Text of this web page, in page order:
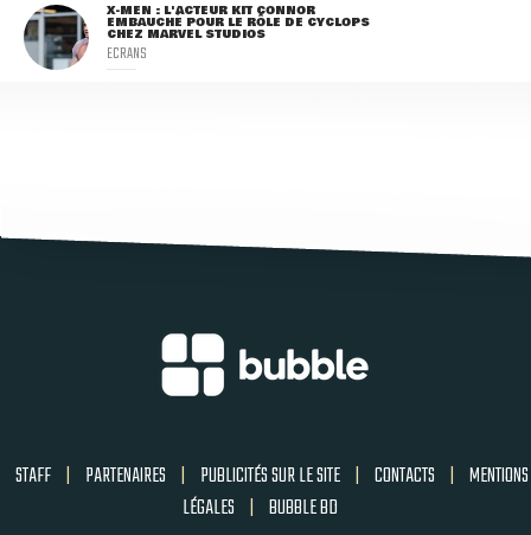
X-MEN : L'ACTEUR KIT CONNOR
EMBAUCHÉ POUR LE RÔLE DE CYCLOPS
CHEZ MARVEL STUDIOS
ECRANS
STAFF | PARTENAIRES | PUBLICITÉS SUR LE SITE | CONTACTS | MENTIONS
LÉGALES | BUBBLE BD